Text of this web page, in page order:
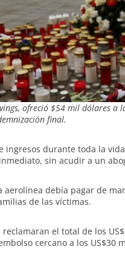
ofreció $54 mil dólares
final.
ingresos durante toda la
sin acudir a un
aerolínea debía pagar de
de las víctimas.
el total de los
cercano a los US$30